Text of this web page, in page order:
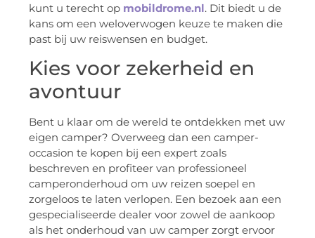
kunt u terecht op mobildrome.nl. Dit biedt u de
kans om een weloverwogen keuze te maken die
past bij uw reiswensen en budget.
Kies voor zekerheid en
avontuur
Bent u klaar om de wereld te ontdekken met uw
eigen camper? Overweeg dan een camper-
occasion te kopen bij een expert zoals
beschreven en profiteer van professioneel
camperonderhoud om uw reizen soepel en
zorgeloos te laten verlopen. Een bezoek aan een
gespecialiseerde dealer voor zowel de aankoop
als het onderhoud van uw camper zorgt ervoor